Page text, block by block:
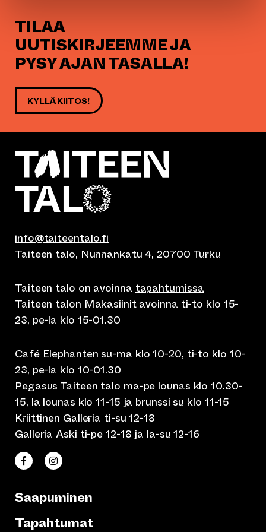
TILAA
UUTISKIRJEEMME JA
PYSY AJAN TASALLA!
KYLLÄ KIITOS!
info@taiteentalo.fi
Taiteen talo, Nunnankatu 4, 20700 Turku
Taiteen talo on avoinna tapahtumissa
Taiteen talon Makasiinit avoinna ti-to klo 15-
23, pe-la klo 15-01.30
Café Elephanten su-ma klo 10-20, ti-to klo 10-
23, pe-la klo 10-01.30
Pegasus Taiteen talo ma-pe lounas klo 10.30-
15, la lounas klo 11-15 ja brunssi su klo 11-15
Kriittinen Galleria ti-su 12-18
Galleria Aski ti-pe 12-18 ja la-su 12-16
Taiteen talo Facebookissa
(siirtyy toiseen verkkopalveluun)
Taiteen talo Instagramissa
(siirtyy toiseen verkkopalveluun)
Saapuminen
Tapahtumat